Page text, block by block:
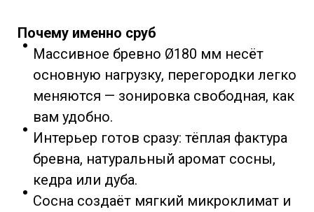
Почему именно сруб
Массивное бревно Ø180 мм несёт
основную нагрузку, перегородки легко
меняются — зонировка свободная, как
вам удобно.
Интерьер готов сразу: тёплая фактура
бревна, натуральный аромат сосны,
кедра или дуба.
Сосна создаёт мягкий микроклимат и